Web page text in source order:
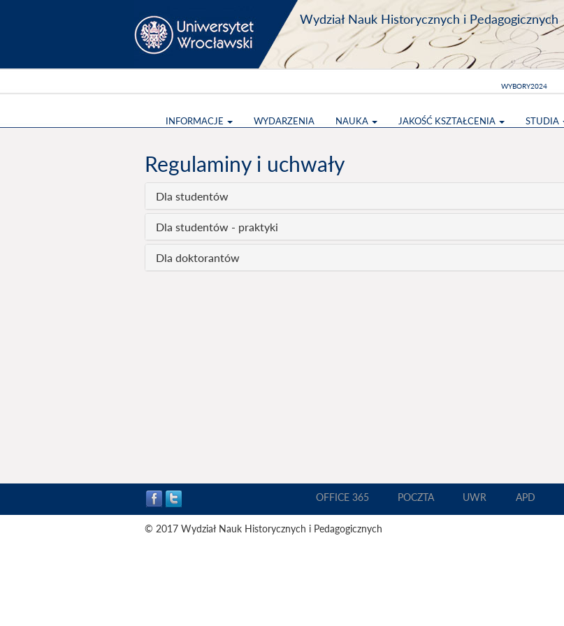
Wydział Nauk Historycznych i Pedagogicznych
INFORMACJE WYDARZENIA NAUKA JAKOŚĆ KSZTAŁCENIA STUDIA
WYBORY2024
Regulaminy i uchwały
Dla studentów
Dla studentów - praktyki
Dla doktorantów
OFFICE 365 POCZTA UWR APD
© 2017 Wydział Nauk Historycznych i Pedagogicznych